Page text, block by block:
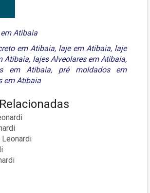
Atibaia
em Atibaia, laje em Atibaia, laje
Atibaia, lajes Alveolares em Atibaia,
em Atibaia, pré moldados em
em Atibaia